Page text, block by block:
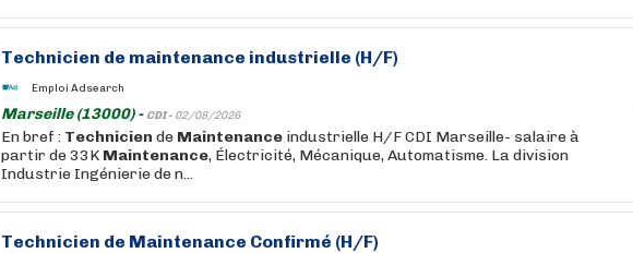
Technicien de maintenance industrielle (H/F)
Emploi Adsearch
Marseille (13000) - CDI - 02/08/2026
En bref : Technicien de Maintenance industrielle H/F CDI Marseille- salaire à
partir de 33K Maintenance, Électricité, Mécanique, Automatisme. La division
Industrie Ingénierie de n...
Technicien de Maintenance Confirmé (H/F)